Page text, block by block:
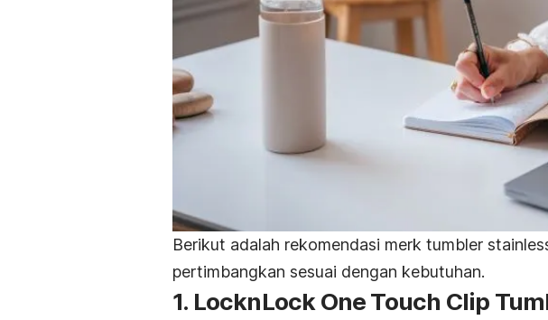
Berikut adalah rekomendasi merk tumbler
pertimbangkan sesuai dengan kebutuhan.
1. LocknLock One Touch Clip